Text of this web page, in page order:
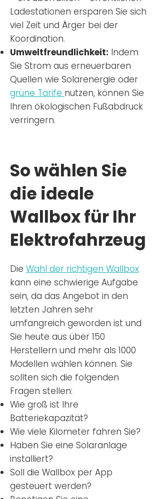
Ladestationen ersparen Sie sich
viel Zeit und Ärger bei der
Koordination.
Umweltfreundlichkeit: Indem
Sie Strom aus erneuerbaren
Quellen wie Solarenergie oder
grüne Tarife nutzen, können Sie
Ihren ökologischen Fußabdruck
verringern.
So wählen Sie
die ideale
Wallbox für Ihr
Elektrofahrzeug
Die Wahl der richtigen Wallbox
kann eine schwierige Aufgabe
sein, da das Angebot in den
letzten Jahren sehr
umfangreich geworden ist und
Sie heute aus über 150
Herstellern und mehr als 1000
Modellen wählen können. Sie
sollten sich die folgenden
Fragen stellen:
Wie groß ist Ihre
Batteriekapazität?
Wie viele Kilometer fahren Sie?
Haben Sie eine Solaranlage
installiert?
Soll die Wallbox per App
gesteuert werden?